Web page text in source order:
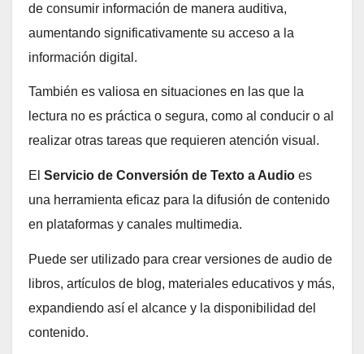
de consumir información de manera auditiva,
aumentando significativamente su acceso a la
información digital.
También es valiosa en situaciones en las que la
lectura no es práctica o segura, como al conducir o al
realizar otras tareas que requieren atención visual.
El Servicio de Conversión de Texto a Audio es
una herramienta eficaz para la difusión de contenido
en plataformas y canales multimedia.
Puede ser utilizado para crear versiones de audio de
libros, artículos de blog, materiales educativos y más,
expandiendo así el alcance y la disponibilidad del
contenido.